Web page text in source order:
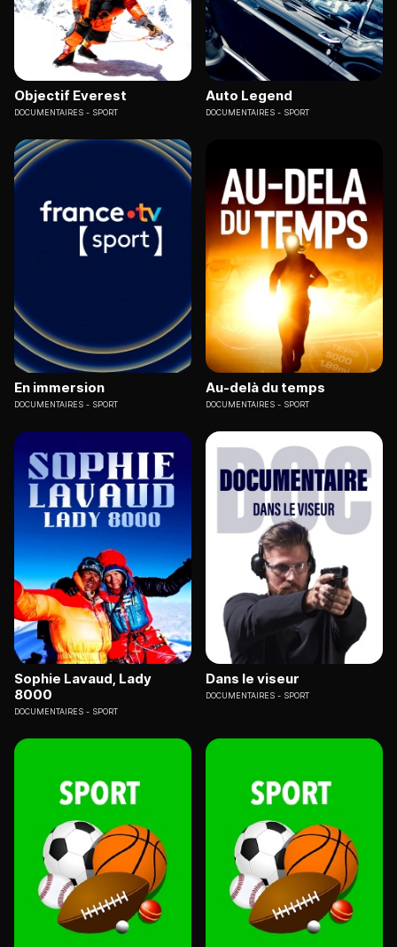
Objectif Everest
DOCUMENTAIRES SPORT
Auto Legend
DOCUMENTAIRES SPORT
En immersion
DOCUMENTAIRES SPORT
Au-delà du temps
DOCUMENTAIRES SPORT
Sophie Lavaud, Lady
8000
DOCUMENTAIRES SPORT
Dans le viseur
DOCUMENTAIRES SPORT